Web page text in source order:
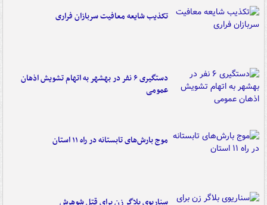
تکذیب شایعه معافیت سربازان فراری
دستگیری ۶ نفر در بهشهر به اتهام تشویش اذهان
عمومی
موج بارش‌های تابستانه در راه ۱۱ استان